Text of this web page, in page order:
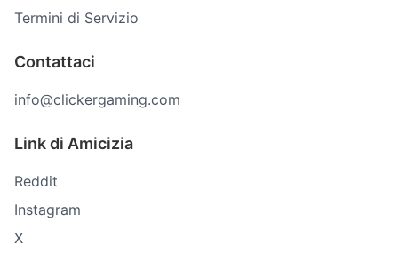
Termini di Servizio
Contattaci
info@clickergaming.com
Link di Amicizia
Reddit
Instagram
X